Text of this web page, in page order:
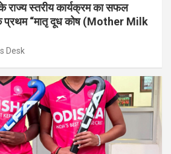
राज्य स्तरीय कार्यक्रम का सफल
प्रथम “मातृ दूध कोष (Mother Milk
Desk